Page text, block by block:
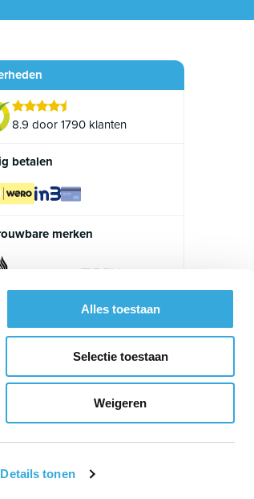
Details tonen
Alles toestaan
Selectie toestaan
Weigeren
8.9 door 1790 klanten
betalen
merken